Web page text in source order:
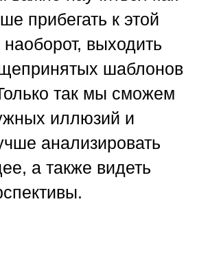
прибегать к этой
наоборот, выходить
шаблонов
так мы сможем
иллюзий и
анализировать
а также видеть